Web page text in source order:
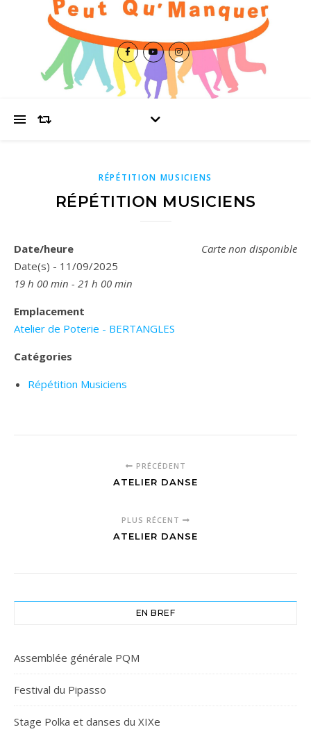
RÉPÉTITION MUSICIENS
RÉPÉTITION MUSICIENS
Carte non disponible
Date/heure
Date(s) - 11/09/2025
19 h 00 min - 21 h 00 min
Emplacement
Atelier de Poterie - BERTANGLES
Catégories
Répétition Musiciens
PRÉCÉDENT
ATELIER DANSE
PLUS RÉCENT
ATELIER DANSE
EN BREF
Assemblée générale PQM
Festival du Pipasso
Stage Polka et danses du XIXe